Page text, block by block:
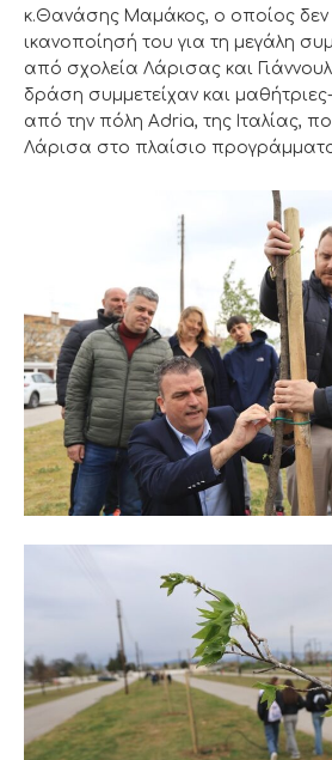
κ.Θανάσης Μαμάκος, ο οποίος δεν
ικανοποίησή του για τη μεγάλη
από σχολεία Λάρισας και
δράση συμμετείχαν και
από την πόλη Adria, της Ιταλίας,
Λάρισα στο πλαίσιο